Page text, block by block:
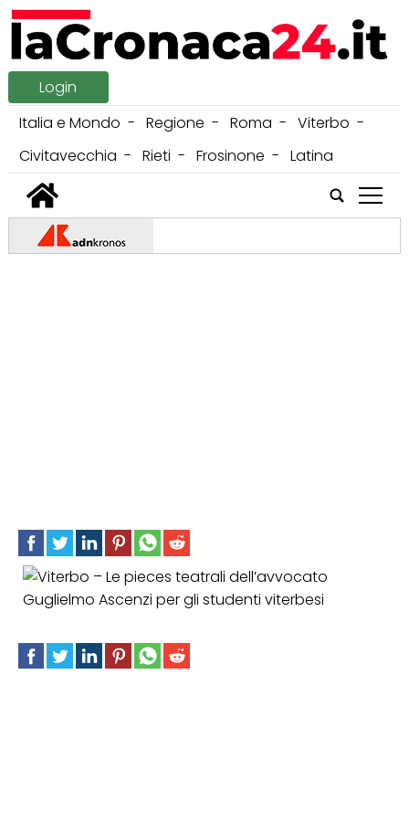
Login
Italia e Mondo
Regione Roma
Viterbo
Civitavecchia
Rieti Frosinone
Latina
tap